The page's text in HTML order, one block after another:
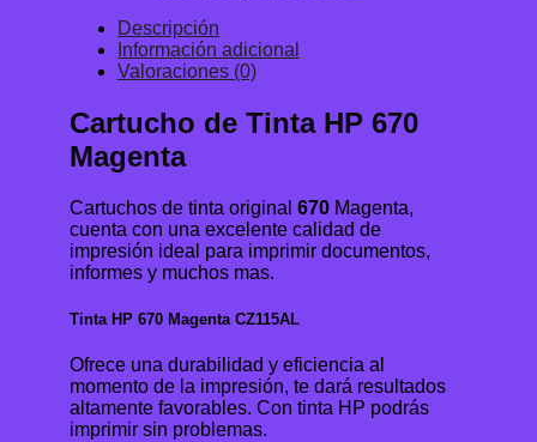
Descripción
Información adicional
Valoraciones (0)
Cartucho de Tinta HP 670
Magenta
Cartuchos de tinta original 670 Magenta,
cuenta con una excelente calidad de
impresión ideal para imprimir documentos,
informes y muchos mas.
Tinta HP 670 Magenta CZ115AL
Ofrece una durabilidad y eficiencia al
momento de la impresión, te dará resultados
altamente favorables. Con tinta HP podrás
imprimir sin problemas.